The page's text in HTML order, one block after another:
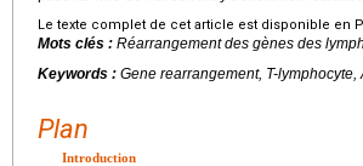
Le texte complet de cet article est disponible en
Mots clés : Réarrangement des gènes des
Keywords : Gene rearrangement, T-
Plan
Introduction